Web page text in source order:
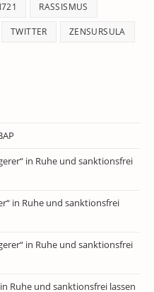
RASSISMUS
TWITTER ZENSURSULA
in Ruhe und sanktionsfrei
in Ruhe und sanktionsfrei
in Ruhe und sanktionsfrei
Ruhe und sanktionsfrei lassen